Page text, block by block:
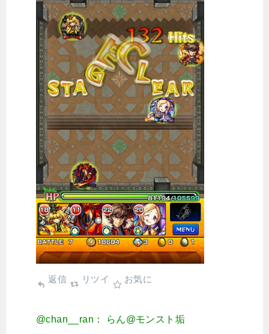
返信 リツイ お気に
@chan__ran： らん@モンスト垢